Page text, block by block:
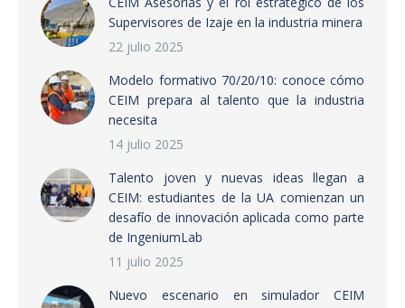
Supervisores de Izaje en la industria minera
22 julio 2025
Modelo formativo 70/20/10: conoce cómo
CEIM prepara al talento que la industria
necesita
14 julio 2025
Talento joven y nuevas ideas llegan a
CEIM: estudiantes de la UA comienzan un
desafío de innovación aplicada como parte
de IngeniumLab
11 julio 2025
Nuevo escenario en simulador CEIM